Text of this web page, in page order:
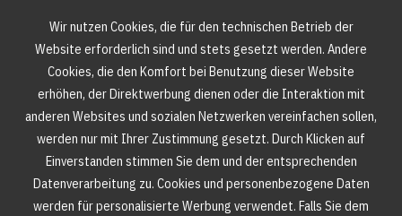
Wir nutzen Cookies, die für den technischen Betrieb der
Website erforderlich sind und stets gesetzt werden. Andere
Cookies, die den Komfort bei Benutzung dieser Website
erhöhen, der Direktwerbung dienen oder die Interaktion mit
anderen Websites und sozialen Netzwerken vereinfachen sollen,
werden nur mit Ihrer Zustimmung gesetzt. Durch Klicken auf
Einverstanden stimmen Sie dem und der entsprechenden
Datenverarbeitung zu. Cookies und personenbezogene Daten
werden für personalisierte Werbung verwendet. Falls Sie dem